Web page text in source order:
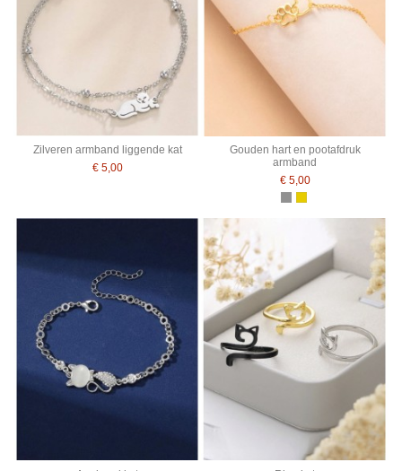
Zilveren armband liggende kat
€ 5,00
Gouden hart en pootafdruk
armband
€ 5,00